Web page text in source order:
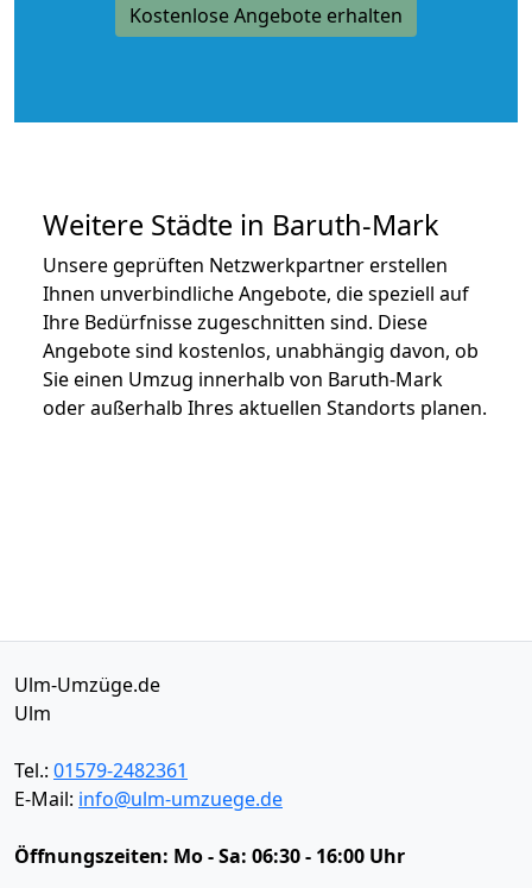
Kostenlose Angebote erhalten
Weitere Städte in Baruth-Mark
Unsere geprüften Netzwerkpartner erstellen
Ihnen unverbindliche Angebote, die speziell auf
Ihre Bedürfnisse zugeschnitten sind. Diese
Angebote sind kostenlos, unabhängig davon, ob
Sie einen Umzug innerhalb von Baruth-Mark
oder außerhalb Ihres aktuellen Standorts planen.
Ulm-Umzüge.de
Ulm
Tel.: 01579-2482361
E-Mail: info@ulm-umzuege.de
Öffnungszeiten: Mo - Sa: 06:30 - 16:00 Uhr